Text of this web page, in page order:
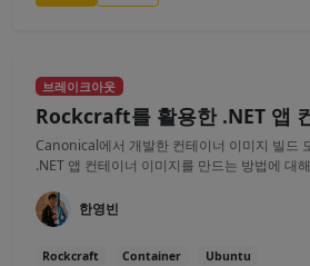
브레이크아웃
Rockcraft를 활용한 .NET 앱
Canonical에서 개발한 컨테이너 이미지 빌드
.NET 앱 컨테이너 이미지를 만드는 방법에 대
한영빈
Rockcraft Container Ubuntu